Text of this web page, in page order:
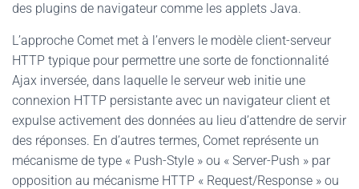
des plugins de navigateur comme les applets Java.
L’approche Comet met à l’envers le modèle client-serveur
HTTP typique pour permettre une sorte de fonctionnalité
Ajax inversée, dans laquelle le serveur web initie une
connexion HTTP persistante avec un navigateur client et
expulse activement des données au lieu d’attendre de servir
des réponses. En d’autres termes, Comet représente un
mécanisme de type « Push-Style » ou « Server-Push » par
opposition au mécanisme HTTP « Request/Response » ou